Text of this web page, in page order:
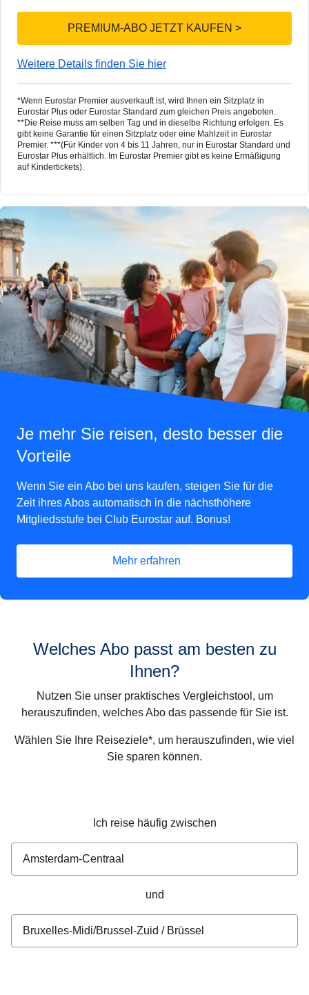
PREMIUM-ABO JETZT KAUFEN >
Weitere Details finden Sie hier
*Wenn Eurostar Premier ausverkauft ist, wird Ihnen ein Sitzplatz in
Eurostar Plus oder Eurostar Standard zum gleichen Preis angeboten.
**Die Reise muss am selben Tag und in dieselbe Richtung erfolgen. Es
gibt keine Garantie für einen Sitzplatz oder eine Mahlzeit in Eurostar
Premier. ***(Für Kinder von 4 bis 11 Jahren, nur in Eurostar Standard und
Eurostar Plus erhältlich. Im Eurostar Premier gibt es keine Ermäßigung
auf Kindertickets).
Je mehr Sie reisen, desto besser die
Vorteile
Wenn Sie ein Abo bei uns kaufen, steigen Sie für die
Zeit ihres Abos automatisch in die nächsthöhere
Mitgliedsstufe bei Club Eurostar auf. Bonus!
Mehr erfahren
Welches Abo passt am besten zu
Ihnen?
Nutzen Sie unser praktisches Vergleichstool, um
herauszufinden, welches Abo das passende für Sie ist.
Wählen Sie Ihre Reiseziele*, um herauszufinden, wie viel
Sie sparen können.
Ich reise häufig zwischen
auswählen aus
und
auswählen für